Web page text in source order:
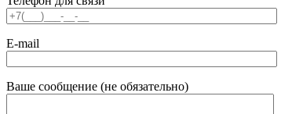
E-mail
Ваше сообщение (не обязательно)